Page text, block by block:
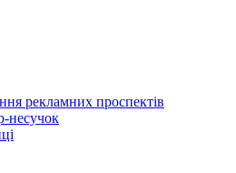
рекламних проспектів
несучок